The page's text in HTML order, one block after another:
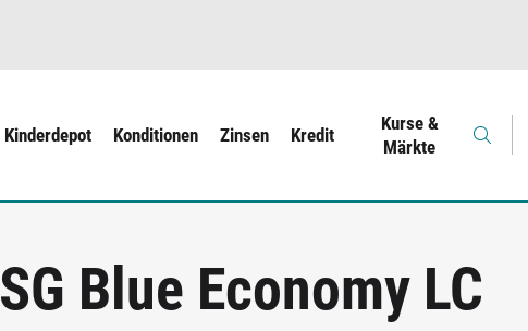
Kinderdepot Konditionen Zinsen Kredit
Kurse &
Märkte
Blue Economy LC